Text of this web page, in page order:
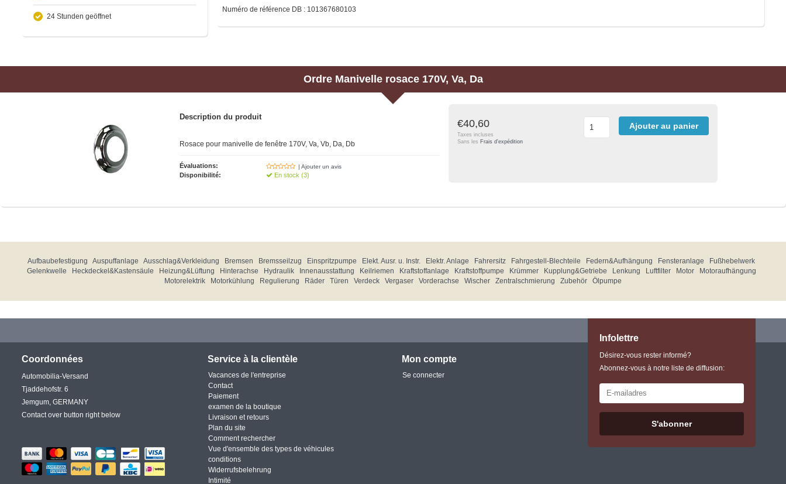
24 Stunden geöffnet
Numéro de référence DB : 101367680103
Ordre Manivelle rosace 170V, Va, Da
Description du produit
Rosace pour manivelle de fenêtre 170V, Va, Vb, Da, Db
Évaluations: | Ajouter un avis
Disponibilité: En stock (3)
€40,60
Taxes incluses
Sans les Frais d'expédition
Ajouter au panier
Aufbaubefestigung Auspuffanlage Ausschlag&Verkleidung Bremsen Bremsseilzug Einspritzpumpe Elekt. Ausr. u. Instr. Elektr. Anlage Fahrersitz Fahrgestell-Blechteile Federn&Aufhängung Fensteranlage
Fußhebelwerk
Gelenkwelle
Heckdeckel&Kastensäule Heizung&Lüftung Hinterachse Hydraulik Innenausstattung Keilriemen Kraftstoffanlage Kraftstoffpumpe Krümmer Kupplung&Getriebe Lenkung Luftfilter Motor
Motoraufhängung
Motorelektrik
Motorkühlung Regulierung Räder Türen Verdeck Vergaser Vorderachse Wischer Zentralschmierung Zubehör Ölpumpe
Coordonnées
Automobilia-Versand
Tjaddehofstr. 6
Jemgum, GERMANY
Contact over button right below
Service à la clientèle
Vacances de l'entreprise
Contact
Paiement
examen de la boutique
Livraison et retours
Plan du site
Comment rechercher
Vue d'ensemble des types de véhicules
conditions
Widerrufsbelehrung
Intimité
Mon compte
Se connecter
Infolettre
Désirez-vous rester informé?
Abonnez-vous à notre liste de diffusion:
S'abonner